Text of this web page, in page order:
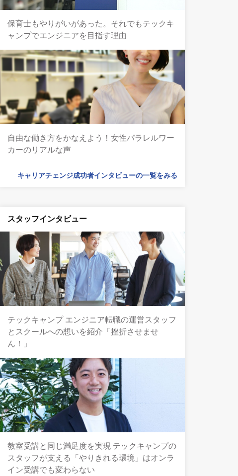
保育士もやりがいがあった。それでもテックキ
ャンプでエンジニアを目指す理由
自由な働き方をかなえよう！女性パラレルワー
カーのリアルな声
キャリアチェンジ成功者インタビューの一覧をみる
スタッフインタビュー
テックキャンプ エンジニア転職の運営スタッフ
とスクールへの想いを紹介「挫折させませ
ん！」
教室受講と同じ満足度を実現 テックキャンプの
スタッフが支える「やりきれる環境」はオンラ
イン受講でも変わらない